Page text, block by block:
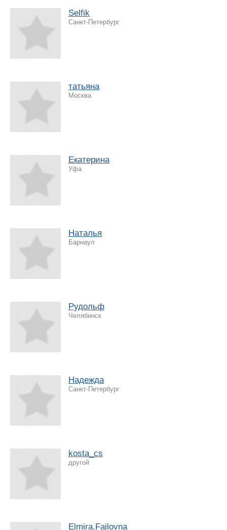
Selfik
Санкт-Петербург
татьяна
Москва
Екатерина
Уфа
Наталья
Барнаул
Рудольф
Челябинск
Надежда
Санкт-Петербург
kosta_cs
другой
Elmira.Failovna